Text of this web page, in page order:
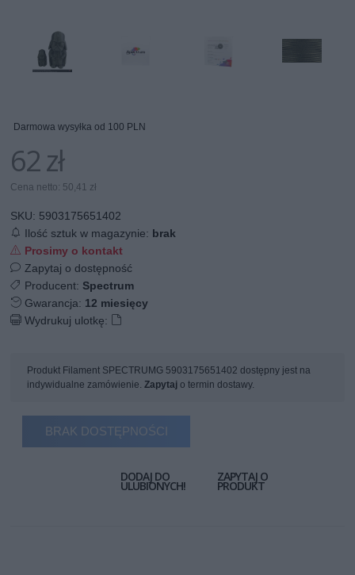
Darmowa wysyłka od 100 PLN
62 zł
Cena netto: 50,41 zł
SKU: 5903175651402
Ilość sztuk w magazynie: brak
Prosimy o kontakt
Zapytaj o dostępność
Producent: Spectrum
Gwarancja: 12 miesięcy
Wydrukuj ulotkę:
Produkt Filament SPECTRUMG 5903175651402 dostępny jest na
indywidualne zamówienie.Zapytaj o termin dostawy.
BRAK DOSTĘPNOŚCI
DODAJ DO
ULUBIONYCH!
ZAPYTAJ O
PRODUKT